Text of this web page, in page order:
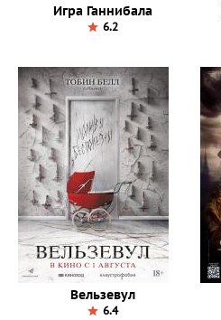
Игра Ганнибала
6.2
Вельзевул
6.4